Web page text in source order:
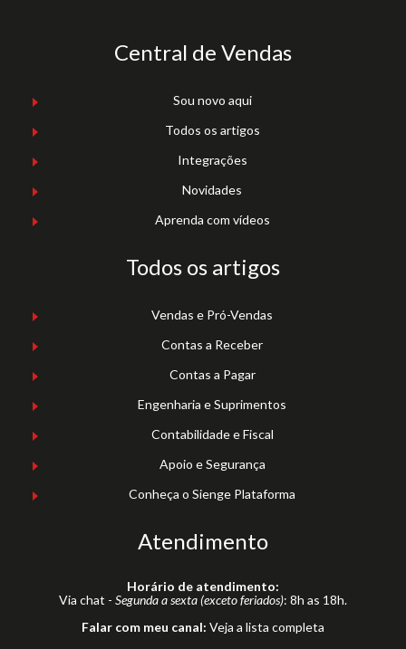
Central de Vendas
Sou novo aqui
Todos os artigos
Integrações
Novidades
Aprenda com vídeos
Todos os artigos
Vendas e Pró-Vendas
Contas a Receber
Contas a Pagar
Engenharia e Suprimentos
Contabilidade e Fiscal
Apoio e Segurança
Conheça o Sienge Plataforma
Atendimento
Horário de atendimento:
Via chat - Segunda a sexta (exceto feriados): 8h as 18h.
Falar com meu canal: Veja a lista completa